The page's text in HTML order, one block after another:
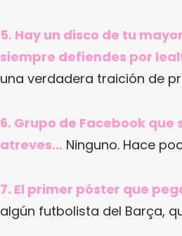
5. Hay un disco de tu
siempre defiendes por
una verdadera traición de
6. Grupo de Facebook
atreves… Ninguno. Hace
7. El primer póster que
algún futbolista del Barça,